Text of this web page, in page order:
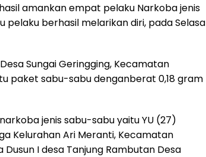
amankan empat pelaku Narkoba jenis
pelaku berhasil melarikan diri, pada Selasa
Sungai Geringging, Kecamatan
paket sabu-sabu denganberat 0,18 gram
jenis sabu-sabu yaitu YU (27)
Kelurahan Ari Meranti, Kecamatan
I desa Tanjung Rambutan Desa